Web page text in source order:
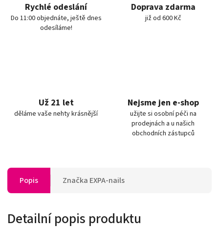
Rychlé odeslání
Do 11:00 objednáte, ještě dnes
odesíláme!
Doprava zdarma
již od 600 Kč
Už 21 let
děláme vaše nehty krásnější
Nejsme jen e-shop
užijte si osobní péči na
prodejnách a u našich
obchodních zástupců
Popis Značka EXPA-nails
Detailní popis produktu